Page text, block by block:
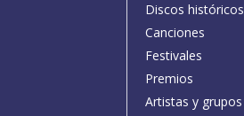
Discos históricos
Canciones
Festivales
Premios
Artistas y grupos